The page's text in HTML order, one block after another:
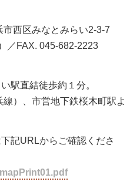
西区みなとみらい2-3-7
／FAX. 045-682-2223
駅直結徒歩約１分。
）、市営地下鉄桜木町駅よ
記URLからご確認くださ